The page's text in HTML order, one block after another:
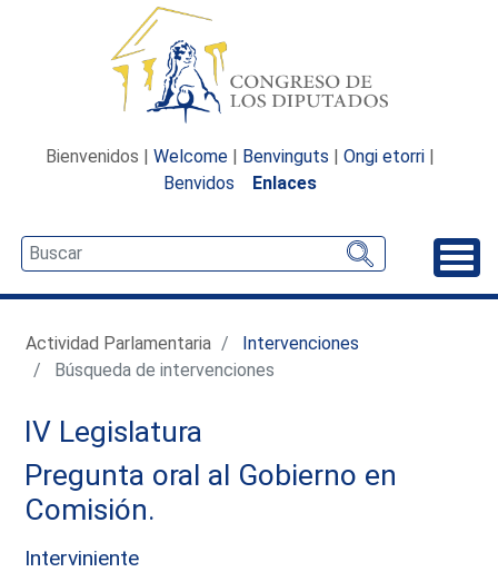
Bienvenidos | Welcome | Benvinguts | Ongi etorri |
Benvidos
Enlaces
Actividad Parlamentaria
Intervenciones
Búsqueda de intervenciones
IV Legislatura
Pregunta oral al Gobierno en
Comisión.
Interviniente